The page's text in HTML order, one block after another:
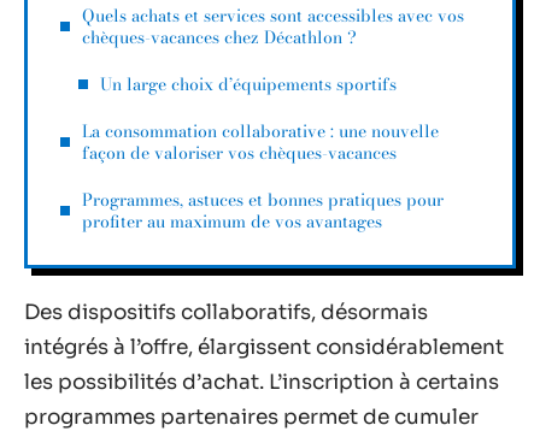
Quels achats et services sont accessibles avec vos
chèques-vacances chez Décathlon ?
Un large choix d’équipements sportifs
La consommation collaborative : une nouvelle
façon de valoriser vos chèques-vacances
Programmes, astuces et bonnes pratiques pour
profiter au maximum de vos avantages
Des dispositifs collaboratifs, désormais
intégrés à l’offre, élargissent considérablement
les possibilités d’achat. L’inscription à certains
programmes partenaires permet de cumuler